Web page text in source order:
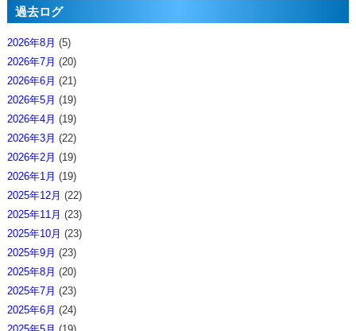
過去ログ
2026年8月 (5)
2026年7月 (20)
2026年6月 (21)
2026年5月 (19)
2026年4月 (19)
2026年3月 (22)
2026年2月 (19)
2026年1月 (19)
2025年12月 (22)
2025年11月 (23)
2025年10月 (23)
2025年9月 (23)
2025年8月 (20)
2025年7月 (23)
2025年6月 (24)